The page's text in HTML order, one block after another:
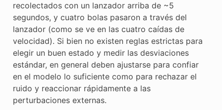
recolectados con un lanzador arriba de ~5
segundos, y cuatro bolas pasaron a través del
lanzador (como se ve en las cuatro caídas de
velocidad). Si bien no existen reglas estrictas para
elegir un buen estado y medir las desviaciones
estándar, en general deben ajustarse para confiar
en el modelo lo suficiente como para rechazar el
ruido y reaccionar rápidamente a las
perturbaciones externas.